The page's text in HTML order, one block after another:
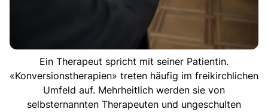
Ein Therapeut spricht mit seiner Patientin.
«Konversionstherapien» treten häufig im freikirchlichen
Umfeld auf. Mehrheitlich werden sie von
selbsternannten Therapeuten und ungeschulten